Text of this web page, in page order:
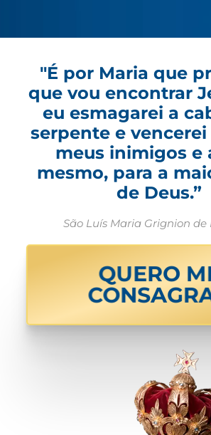
"É por Maria que
que vou encontrar
eu esmagarei a
serpente e
meus inimigos e
mesmo, para a
de Deus.”
São Luís Maria Grignion
QUERO